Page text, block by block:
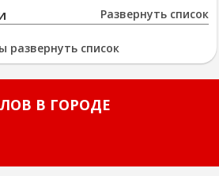
Развернуть список
развернуть список
В ГОРОДЕ